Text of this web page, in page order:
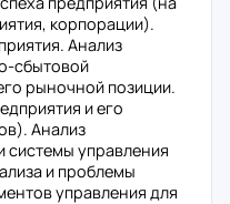
корпорации).
Анализ
сбытовой
рыночной позиции.
и его
Анализ
системы управления
и проблемы
управления для